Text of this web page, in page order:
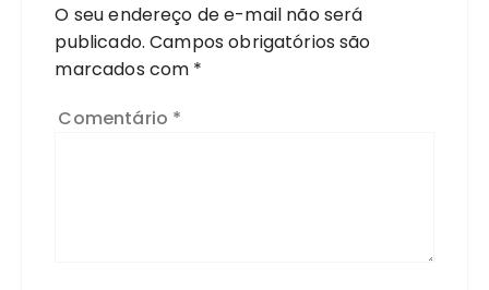
O seu endereço de e-mail não será
publicado. Campos obrigatórios são
marcados com *
Comentário *